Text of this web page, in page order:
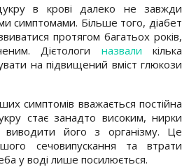
в крові далеко не завжди
симптомами. Більше того, діабет
протягом багатьох років,
Дієтологи назвали кілька
на підвищений вміст глюкози
симптомів вважається постійна
стає занадто високим, нирки
виводити його з організму. Це
сечовипускання та втрати
у воді лише посилюється.